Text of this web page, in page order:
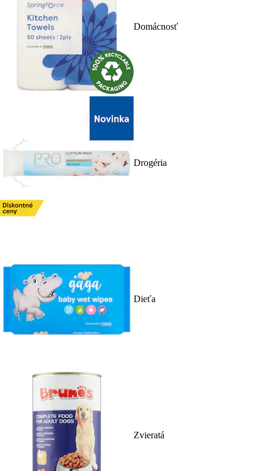
Domácnosť
Drogéria
Dieťa
Zvieratá